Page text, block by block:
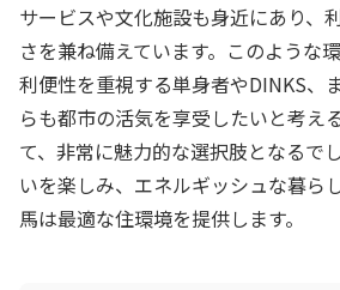
サービスや文化施設も身近にあり、
さを兼ね備えています。このような
利便性を重視する単身者やDINKS、
らも都市の活気を享受したいと考え
て、非常に魅力的な選択肢となるで
いを楽しみ、エネルギッシュな暮ら
馬は最適な住環境を提供します。